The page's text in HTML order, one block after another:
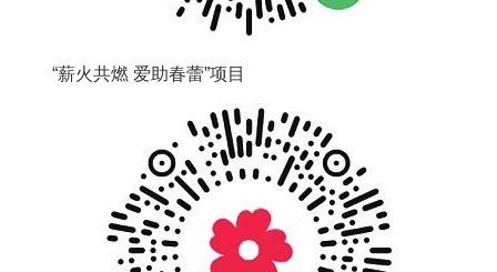
“薪火共燃 爱助春蕾”项目